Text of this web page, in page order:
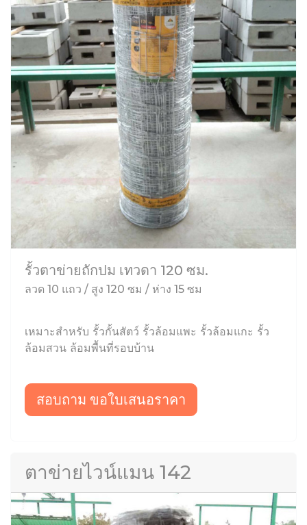
รั้วตาข่ายถักปม เทวดา 120 ซม.
ลวด 10 แถว / สูง 120 ซม / ห่าง 15 ซม
เหมาะสำหรับ รั้วกั้นสัตว์ รั้วล้อมแพะ รั้วล้อมแกะ รั้ว
ล้อมสวน ล้อมพื้นที่รอบบ้าน
สอบถาม ขอใบเสนอราคา
ตาข่ายไวน์แมน 142